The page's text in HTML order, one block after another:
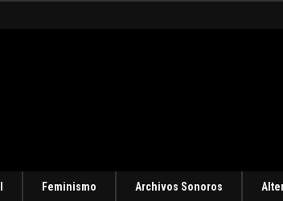
Feminismo Archivos Sonoros